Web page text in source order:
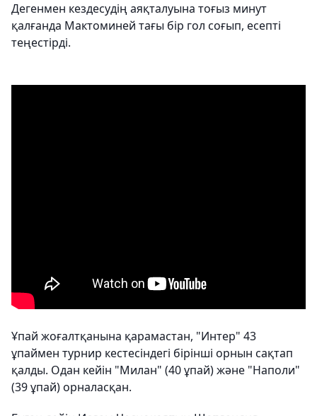
Дегенмен кездесудің аяқталуына тоғыз минут
қалғанда Мактоминей тағы бір гол соғып, есепті
теңестірді.
Ұпай жоғалтқанына қарамастан, "Интер" 43
ұпаймен турнир кестесіндегі бірінші орнын сақтап
қалды. Одан кейін "Милан" (40 ұпай) және "Наполи"
(39 ұпай) орналасқан.